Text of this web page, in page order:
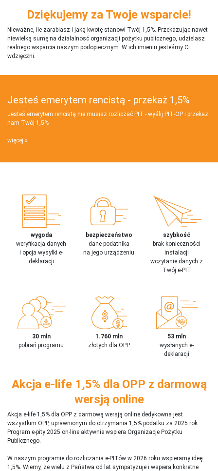
Dziękujemy za Twoje wsparcie!
Nieważne, ile zarabiasz i jaką kwotę stanowi Twój 1,5%. Przekazując nawet
niewielką sumę na działalnosć organizacji pożytku publicznego, udzielasz
realnego wsparcia naszym podopiecznym. W ich imieniu jesteśmy Ci
wdzięczni.
Jesteś emerytem rencistą - przekaż 1,5%
Jesteś emerytem rencistą nie musisz rozliczać PIT - wyślij PIT‑OP i przekaż
nam Twój 1,5%
więcej
wygoda
weryfikacja danych
i opcja wysyłki e-
deklaracji
bezpieczeństwo
dane podatnika
na jego urządzeniu
szybkość
brak konieczności
instalacji
wczytanie danych z
Twój e-PIT
30 mln
pobrań programu
1.760 mln
złotych dla OPP
53 mln
wysłanych e-
deklaracji
Akcja e-life 1,5% dla OPP z darmową
wersją online
Akcja e-life 1,5% dla OPP z darmową wersją online dedykowna jest
wszystkim OPP, uprawnionym do otrzymania 1,5% podatku za 2025 rok.
Program e-pity 2025 on-line aktywnie wspiera Organizacje Pożytku
Publicznego.
W naszym programie do rozliczania e-PITów w 2026 roku wspieramy ideę
1,5%. Wiemy, że wielu z Państwa od lat sympatyzuje i wspiera konkretne